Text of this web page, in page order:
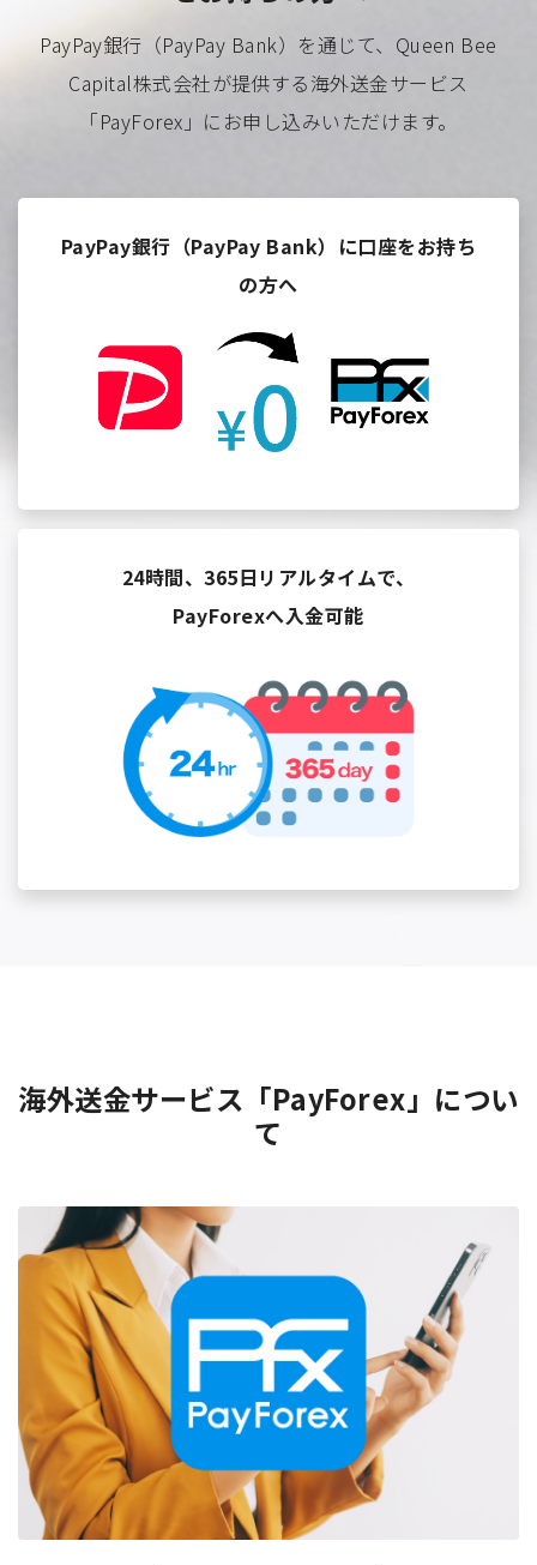
PayPay銀行（PayPay Bank）を通じて、Queen Bee
Capital株式会社が提供する海外送金サービス
「PayForex」にお申し込みいただけます。
PayPay銀行（PayPay Bank）に口座をお持ち
の方へ
24時間、365日リアルタイムで、
PayForexへ入金可能
海外送金サービス「PayForex」につい
て